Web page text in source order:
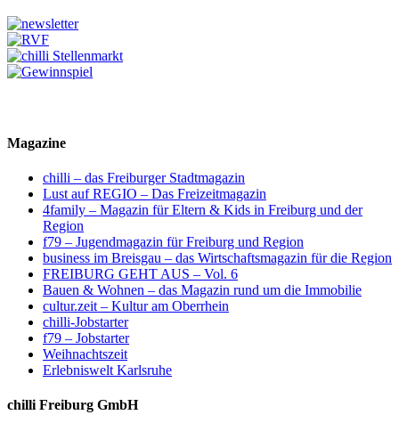
Magazine
chilli – das Freiburger Stadtmagazin
Lust auf REGIO – Das Freizeitmagazin
4family – Magazin für Eltern & Kids in Freiburg und der
Region
f79 – Jugendmagazin für Freiburg und Region
business im Breisgau – das Wirtschaftsmagazin für die Region
FREIBURG GEHT AUS – Vol. 6
Bauen & Wohnen – das Magazin rund um die Immobilie
cultur.zeit – Kultur am Oberrhein
chilli-Jobstarter
f79 – Jobstarter
Weihnachtszeit
Erlebniswelt Karlsruhe
chilli Freiburg GmbH